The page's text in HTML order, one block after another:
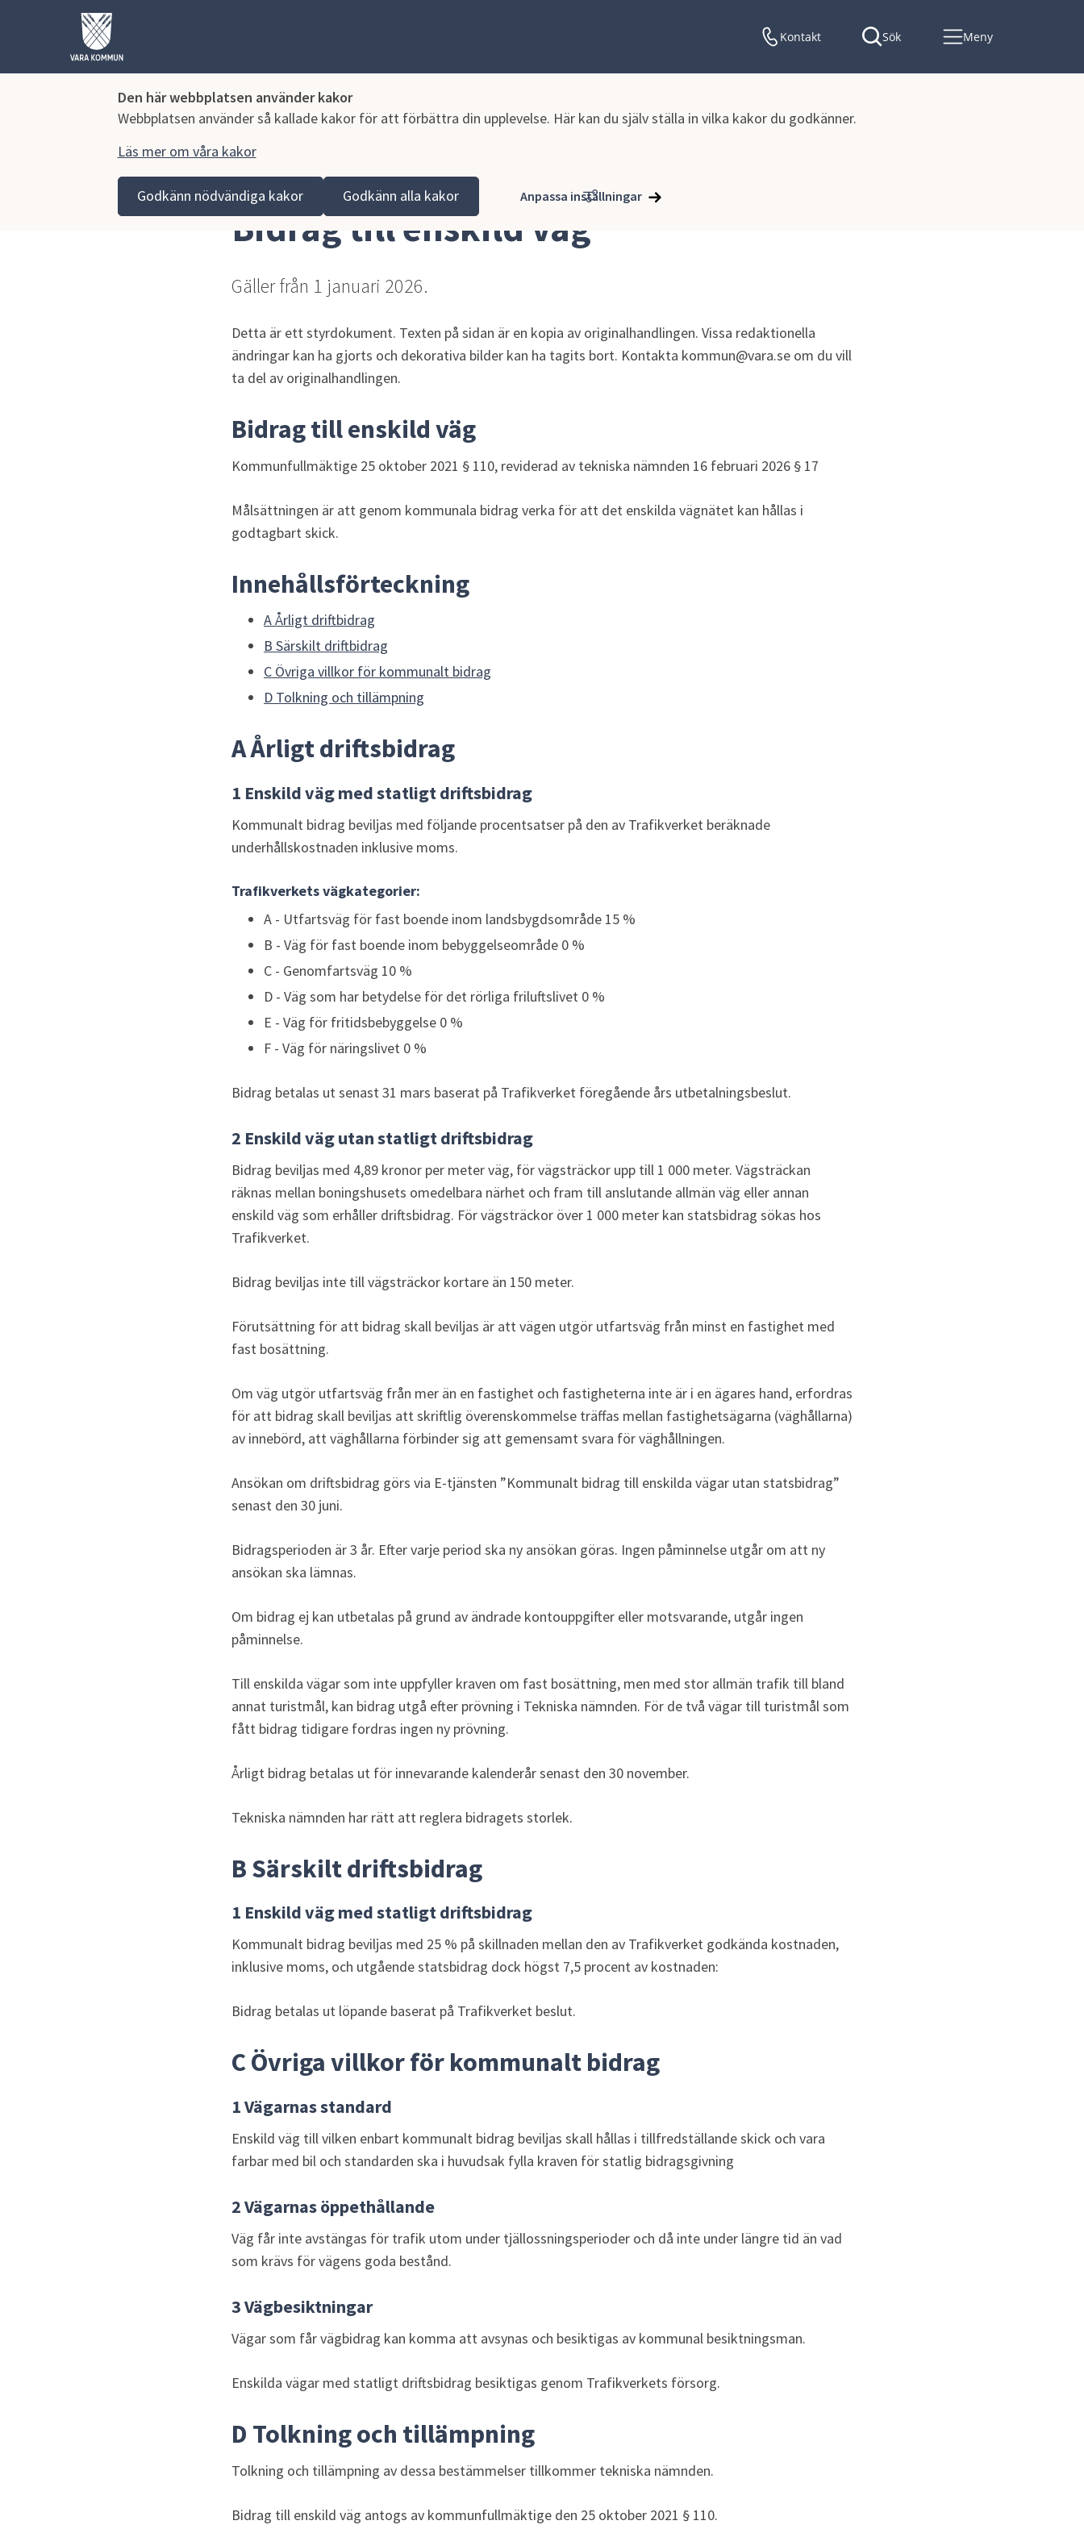
Den här webbplatsen använder kakor
Webbplatsen använder så kallade kakor för att förbättra din upplevelse. Här kan du själv ställa in vilka kakor du godkänner.
Läs mer om våra kakor
Godkänn nödvändiga kakor Godkänn alla kakor Anpassa inställningar
Kontakt Sök Meny
Vara kommun Vår organisation och verksamhet
Bidrag till enskild väg
Gäller från 1 januari 2026.
Detta är ett styrdokument. Texten på sidan är en kopia av originalhandlingen. Vissa redaktionella
ändringar kan ha gjorts och dekorativa bilder kan ha tagits bort. Kontakta kommun@vara.se om du vill
ta del av originalhandlingen.
Bidrag till enskild väg
Kommunfullmäktige 25 oktober 2021 § 110, reviderad av tekniska nämnden 16 februari 2026 § 17
Målsättningen är att genom kommunala bidrag verka för att det enskilda vägnätet kan hållas i
godtagbart skick.
Innehållsförteckning
A Årligt driftbidrag
B Särskilt driftbidrag
C Övriga villkor för kommunalt bidrag
D Tolkning och tillämpning
A Årligt driftsbidrag
1 Enskild väg med statligt driftsbidrag
Kommunalt bidrag beviljas med följande procentsatser på den av Trafikverket beräknade
underhållskostnaden inklusive moms.
Trafikverkets vägkategorier:
A - Utfartsväg för fast boende inom landsbygdsområde 15 %
B - Väg för fast boende inom bebyggelseområde 0 %
C - Genomfartsväg 10 %
D - Väg som har betydelse för det rörliga friluftslivet 0 %
E - Väg för fritidsbebyggelse 0 %
F - Väg för näringslivet 0 %
Bidrag betalas ut senast 31 mars baserat på Trafikverket föregående års utbetalningsbeslut.
2 Enskild väg utan statligt driftsbidrag
Bidrag beviljas med 4,89 kronor per meter väg, för vägsträckor upp till 1 000 meter. Vägsträckan
räknas mellan boningshusets omedelbara närhet och fram till anslutande allmän väg eller annan
enskild väg som erhåller driftsbidrag. För vägsträckor över 1 000 meter kan statsbidrag sökas hos
Trafikverket.
Bidrag beviljas inte till vägsträckor kortare än 150 meter.
Förutsättning för att bidrag skall beviljas är att vägen utgör utfartsväg från minst en fastighet med
fast bosättning.
Om väg utgör utfartsväg från mer än en fastighet och fastigheterna inte är i en ägares hand, erfordras
för att bidrag skall beviljas att skriftlig överenskommelse träffas mellan fastighetsägarna (väghållarna)
av innebörd, att väghållarna förbinder sig att gemensamt svara för väghållningen.
Ansökan om driftsbidrag görs via E-tjänsten ”Kommunalt bidrag till enskilda vägar utan statsbidrag”
senast den 30 juni.
Bidragsperioden är 3 år. Efter varje period ska ny ansökan göras. Ingen påminnelse utgår om att ny
ansökan ska lämnas.
Om bidrag ej kan utbetalas på grund av ändrade kontouppgifter eller motsvarande, utgår ingen
påminnelse.
Till enskilda vägar som inte uppfyller kraven om fast bosättning, men med stor allmän trafik till bland
annat turistmål, kan bidrag utgå efter prövning i Tekniska nämnden. För de två vägar till turistmål som
fått bidrag tidigare fordras ingen ny prövning.
Årligt bidrag betalas ut för innevarande kalenderår senast den 30 november.
Tekniska nämnden har rätt att reglera bidragets storlek.
B Särskilt driftsbidrag
1 Enskild väg med statligt driftsbidrag
Kommunalt bidrag beviljas med 25 % på skillnaden mellan den av Trafikverket godkända kostnaden,
inklusive moms, och utgående statsbidrag dock högst 7,5 procent av kostnaden:
Bidrag betalas ut löpande baserat på Trafikverket beslut.
C Övriga villkor för kommunalt bidrag
1 Vägarnas standard
Enskild väg till vilken enbart kommunalt bidrag beviljas skall hållas i tillfredställande skick och vara
farbar med bil och standarden ska i huvudsak fylla kraven för statlig bidragsgivning
2 Vägarnas öppethållande
Väg får inte avstängas för trafik utom under tjällossningsperioder och då inte under längre tid än vad
som krävs för vägens goda bestånd.
3 Vägbesiktningar
Vägar som får vägbidrag kan komma att avsynas och besiktigas av kommunal besiktningsman.
Enskilda vägar med statligt driftsbidrag besiktigas genom Trafikverkets försorg.
D Tolkning och tillämpning
Tolkning och tillämpning av dessa bestämmelser tillkommer tekniska nämnden.
Bidrag till enskild väg antogs av kommunfullmäktige den 25 oktober 2021 § 110.